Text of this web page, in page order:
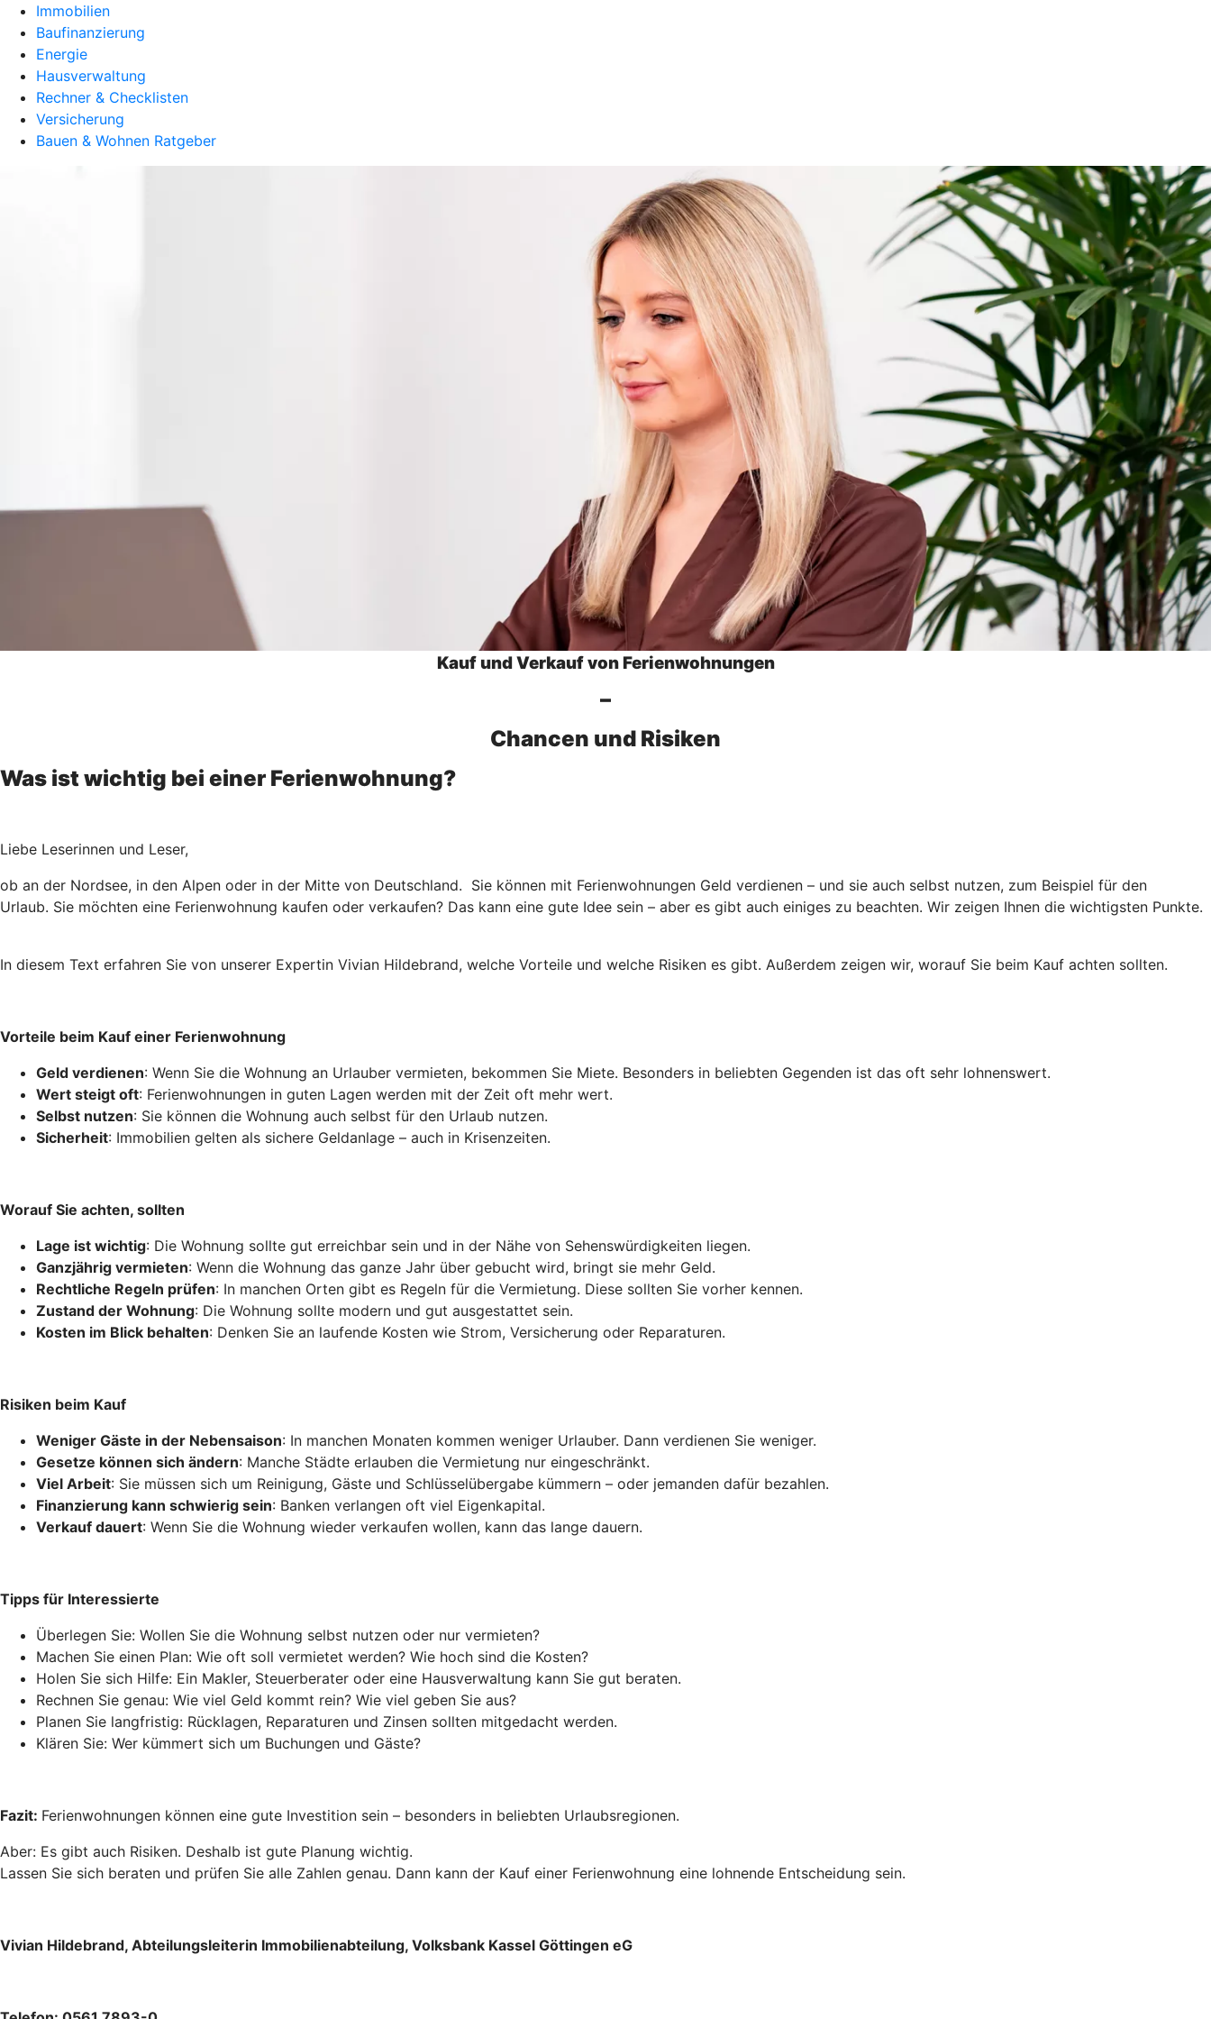
Immobilien
Baufinanzierung
Energie
Hausverwaltung
Rechner & Checklisten
Versicherung
Bauen & Wohnen Ratgeber
Kauf und Verkauf von Ferienwohnungen
–
Chancen und Risiken
Was ist wichtig bei einer Ferienwohnung?
Liebe Leserinnen und Leser,
ob an der Nordsee, in den Alpen oder in der Mitte von Deutschland. Sie können mit Ferienwohnungen Geld verdienen – und sie auch selbst nutzen, zum Beispiel für den
Urlaub. Sie möchten eine Ferienwohnung kaufen oder verkaufen? Das kann eine gute Idee sein – aber es gibt auch einiges zu beachten. Wir zeigen Ihnen die wichtigsten Punkte.
In diesem Text erfahren Sie von unserer Expertin Vivian Hildebrand, welche Vorteile und welche Risiken es gibt. Außerdem zeigen wir, worauf Sie beim Kauf achten sollten.
Vorteile beim Kauf einer Ferienwohnung
Geld verdienen: Wenn Sie die Wohnung an Urlauber vermieten, bekommen Sie Miete. Besonders in beliebten Gegenden ist das oft sehr lohnenswert.
Wert steigt oft: Ferienwohnungen in guten Lagen werden mit der Zeit oft mehr wert.
Selbst nutzen: Sie können die Wohnung auch selbst für den Urlaub nutzen.
Sicherheit: Immobilien gelten als sichere Geldanlage – auch in Krisenzeiten.
Worauf Sie achten, sollten
Lage ist wichtig: Die Wohnung sollte gut erreichbar sein und in der Nähe von Sehenswürdigkeiten liegen.
Ganzjährig vermieten: Wenn die Wohnung das ganze Jahr über gebucht wird, bringt sie mehr Geld.
Rechtliche Regeln prüfen: In manchen Orten gibt es Regeln für die Vermietung. Diese sollten Sie vorher kennen.
Zustand der Wohnung: Die Wohnung sollte modern und gut ausgestattet sein.
Kosten im Blick behalten: Denken Sie an laufende Kosten wie Strom, Versicherung oder Reparaturen.
Risiken beim Kauf
Weniger Gäste in der Nebensaison: In manchen Monaten kommen weniger Urlauber. Dann verdienen Sie weniger.
Gesetze können sich ändern: Manche Städte erlauben die Vermietung nur eingeschränkt.
Viel Arbeit: Sie müssen sich um Reinigung, Gäste und Schlüsselübergabe kümmern – oder jemanden dafür bezahlen.
Finanzierung kann schwierig sein: Banken verlangen oft viel Eigenkapital.
Verkauf dauert: Wenn Sie die Wohnung wieder verkaufen wollen, kann das lange dauern.
Tipps für Interessierte
Überlegen Sie: Wollen Sie die Wohnung selbst nutzen oder nur vermieten?
Machen Sie einen Plan: Wie oft soll vermietet werden? Wie hoch sind die Kosten?
Holen Sie sich Hilfe: Ein Makler, Steuerberater oder eine Hausverwaltung kann Sie gut beraten.
Rechnen Sie genau: Wie viel Geld kommt rein? Wie viel geben Sie aus?
Planen Sie langfristig: Rücklagen, Reparaturen und Zinsen sollten mitgedacht werden.
Klären Sie: Wer kümmert sich um Buchungen und Gäste?
Fazit: Ferienwohnungen können eine gute Investition sein – besonders in beliebten Urlaubsregionen.
Aber: Es gibt auch Risiken. Deshalb ist gute Planung wichtig.
Lassen Sie sich beraten und prüfen Sie alle Zahlen genau. Dann kann der Kauf einer Ferienwohnung eine lohnende Entscheidung sein.
Vivian Hildebrand, Abteilungsleiterin Immobilienabteilung, Volksbank Kassel Göttingen eG